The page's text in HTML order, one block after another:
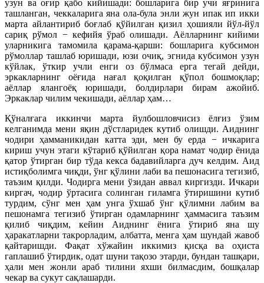
узун ва оғир қабо кийишади: бошларига бир учи яғринига
ташланган, чеккаларига яна ола-була энли жун ипак ип икки
марта айлантириб боғлаб қўйилган қизил ҳошияли йўл-йўл
сариқ рўмол − кефийя ўраб олишади. Аёлларнинг кийими
уларникига тамомила қарама-қарши: бошларига кубсимон
рўмоллар ташлаб юришади, юзи очиқ, эгнида кубсимон узун
кўйлак, ўткир учли енги оз бўлмаса ерга тегай дейди,
эркакларнинг оёғида нағал қоқилган қўпол бошмоқлар;
аёллар ялангоёқ юришади, болдирлари бирам ажойиб.
Эркаклар чилим чекишади, аёллар ҳам…
Қўналғага иккинчи марта йулбошловчисиз ёлғиз ўзим
келганимда мени яқин дўстларидек кутиб олишди. Аиднинг
чодири ҳамманикидан катта эди, мен бу ерда − ичкарига
кириш учун этаги кўтариб қўйилган қора намат чодир ёнида
қатор ўтирган бир тўда кекса бадавийларга дуч келдим. Аид
истиқболимга чиқди, ўнг қўлини лаби ва пешонасига тегизиб,
таъзим қилди. Чодирга мени ўзидан аввал киргизди. Ичкари
киргач, чодир ўртасига солинган гиламга ўтиришини кутиб
турдим, сўнг мен ҳам унга ўхшаб ўнг қўлимни лабим ва
пешонамга тегизиб ўтирган одамларнинг ҳаммасига таъзим
қилиб чиқдим, кейин Аиднинг ёнига ўтириб яна шу
ҳаракатларни такрорладим, албатта, менга ҳам шундай жавоб
қайтаришди. Фақат хўжайин иккимиз қисқа ва оҳиста
гаплашиб ўтирдик, одат шуни тақозо этарди, бундан ташқари,
ҳали мен жонли араб тилини яхши билмасдим, бошқалар
чекар ва сукут сақлашарди.